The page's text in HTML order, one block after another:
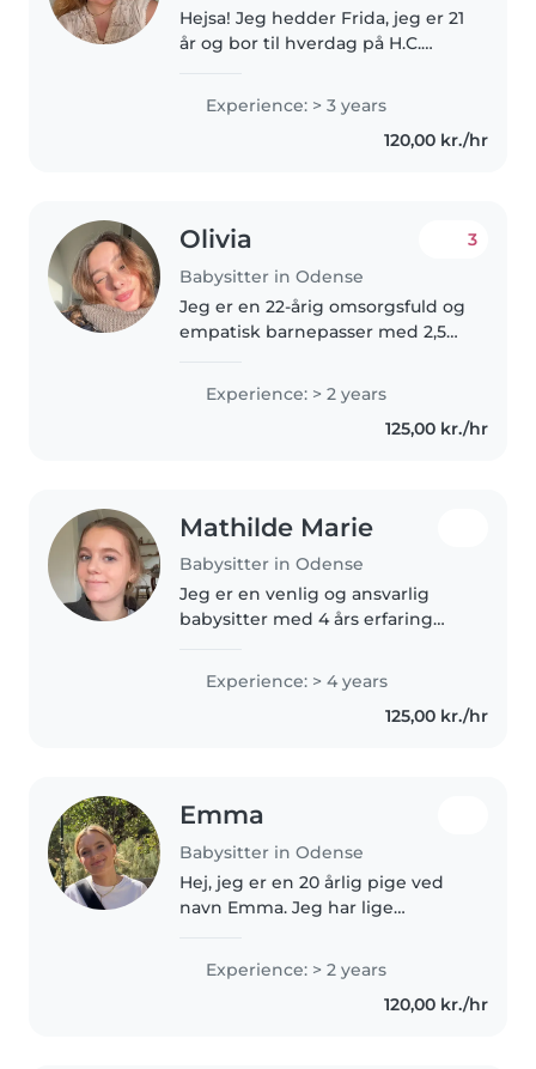
Hejsa! Jeg hedder Frida, jeg er 21
år og bor til hverdag på H.C.
er netop blevet færdig med mit
andet sabbatår hvor jeg det
Experience: > 3 years
120,00 kr./hr
Olivia
Babysitter in Odense
3
Jeg er en 22-årig omsorgsfuld og
empatisk barnepasser med 2,5
børnehaver og i vuggestuer. Jeg
Experience: > 2 years
125,00 kr./hr
Mathilde Marie
Babysitter in Odense
Jeg er en venlig og ansvarlig
babysitter med 4 års erfaring
førstehjælpscertificeret og har
en uddannelse fra Tietgen
skolen (hhx). Jeg elsker at
Experience: > 4 years
125,00 kr./hr
Emma
Babysitter in Odense
Hej, jeg er en 20 årlig pige ved
navn Emma. Jeg har lige
sommers og har derfor sabbatår.
Til hverdag arbejder jeg som
vikar på en folkeskole og som
Experience: > 2 years
120,00 kr./hr